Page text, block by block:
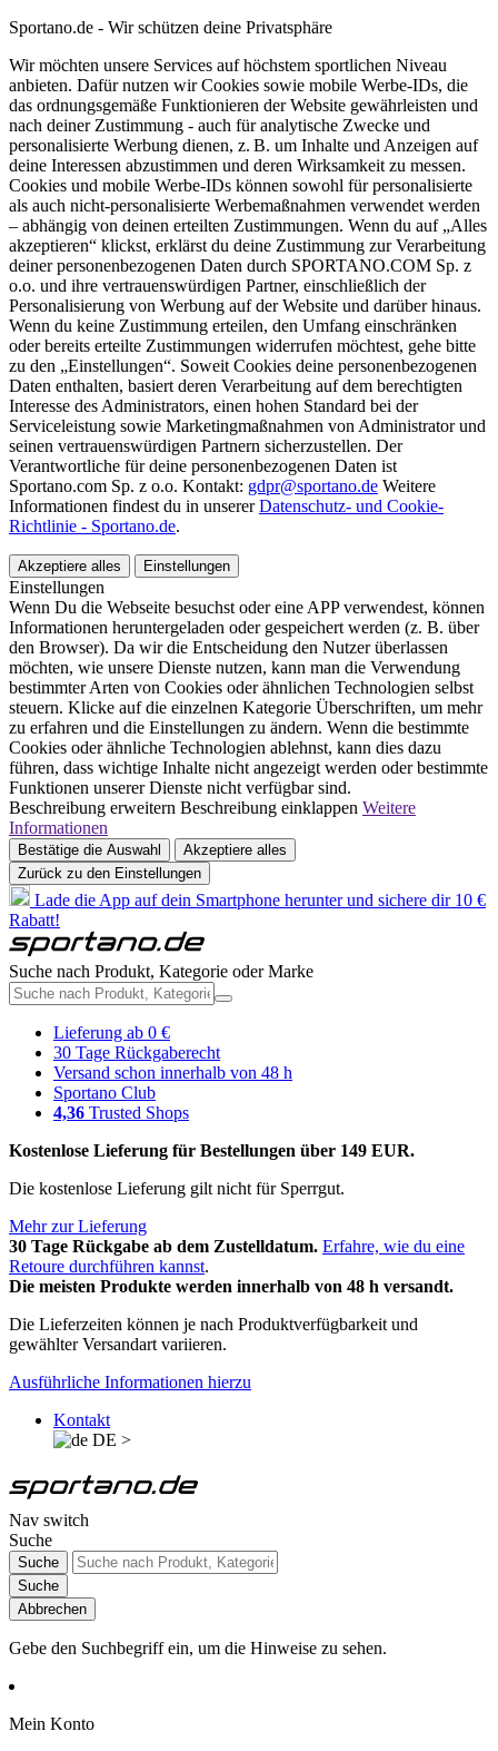
Sportano.de - Wir schützen deine Privatsphäre
Wir möchten unsere Services auf höchstem sportlichen Niveau
anbieten. Dafür nutzen wir Cookies sowie mobile Werbe-IDs, die
das ordnungsgemäße Funktionieren der Website gewährleisten und
nach deiner Zustimmung - auch für analytische Zwecke und
personalisierte Werbung dienen, z. B. um Inhalte und Anzeigen auf
deine Interessen abzustimmen und deren Wirksamkeit zu messen.
Cookies und mobile Werbe-IDs können sowohl für personalisierte
als auch nicht-personalisierte Werbemaßnahmen verwendet werden
– abhängig von deinen erteilten Zustimmungen. Wenn du auf „Alles
akzeptieren“ klickst, erklärst du deine Zustimmung zur Verarbeitung
deiner personenbezogenen Daten durch SPORTANO.COM Sp. z
o.o. und ihre vertrauenswürdigen Partner, einschließlich der
Personalisierung von Werbung auf der Website und darüber hinaus.
Wenn du keine Zustimmung erteilen, den Umfang einschränken
oder bereits erteilte Zustimmungen widerrufen möchtest, gehe bitte
zu den „Einstellungen“. Soweit Cookies deine personenbezogenen
Daten enthalten, basiert deren Verarbeitung auf dem berechtigten
Interesse des Administrators, einen hohen Standard bei der
Serviceleistung sowie Marketingmaßnahmen von Administrator und
seinen vertrauenswürdigen Partnern sicherzustellen. Der
Verantwortliche für deine personenbezogenen Daten ist
Sportano.com Sp. z o.o. Kontakt: gdpr@sportano.de Weitere
Informationen findest du in unsererDatenschutz- und Cookie-
Richtlinie - Sportano.de.
Akzeptiere alles Einstellungen
Einstellungen
Wenn Du die Webseite besuchst oder eine APP verwendest, können
Informationen heruntergeladen oder gespeichert werden (z. B. über
den Browser). Da wir die Entscheidung den Nutzer überlassen
möchten, wie unsere Dienste nutzen, kann man die Verwendung
bestimmter Arten von Cookies oder ähnlichen Technologien selbst
steuern. Klicke auf die einzelnen Kategorie Überschriften, um mehr
zu erfahren und die Einstellungen zu ändern. Wenn die bestimmte
Cookies oder ähnliche Technologien ablehnst, kann dies dazu
führen, dass wichtige Inhalte nicht angezeigt werden oder bestimmte
Funktionen unserer Dienste nicht verfügbar sind.
Beschreibung erweitern Beschreibung einklappen Weitere
Informationen
Bestätige die Auswahl
Akzeptiere alles
Zurück zu den Einstellungen
Lade die App auf dein Smartphone herunter und sichere dir 10 €
Rabatt!
Suche nach Produkt, Kategorie oder Marke
Lieferung ab 0 €
30 Tage Rückgaberecht
Versand schon innerhalb von 48 h
Sportano Club
4,36 Trusted Shops
Kostenlose Lieferung für Bestellungen über 149 EUR.
Die kostenlose Lieferung gilt nicht für Sperrgut.
Mehr zur Lieferung
30 Tage Rückgabe ab dem Zustelldatum. Erfahre, wie du eine
Retoure durchführen kannst.
Die meisten Produkte werden innerhalb von 48 h versandt.
Die Lieferzeiten können je nach Produktverfügbarkeit und
gewählter Versandart variieren.
Ausführliche Informationen hierzu
Kontakt
DE >
Nav switch
Suche
Suche
Suche
Abbrechen
Gebe den Suchbegriff ein, um die Hinweise zu sehen.
Mein Konto